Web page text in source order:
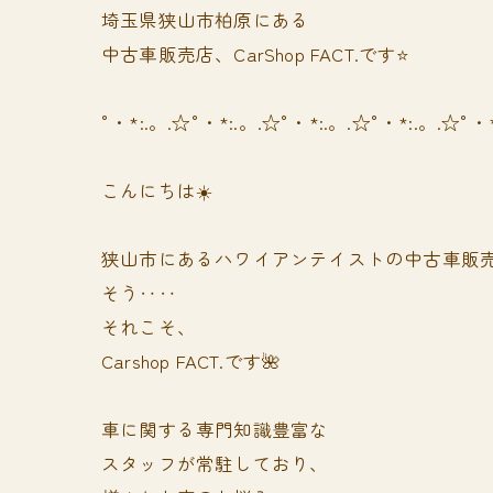
埼玉県狭山市柏原にある
中古車販売店、CarShop FACT.です⭐️
°・*:.。.☆°・*:.。.☆°・*:.。.☆°・*:.。.☆°
こんにちは☀️
狭山市にあるハワイアンテイストの中古車販売
そう‥‥
それこそ、
Carshop FACT.です🌺
車に関する専門知識豊富な
スタッフが常駐しており、